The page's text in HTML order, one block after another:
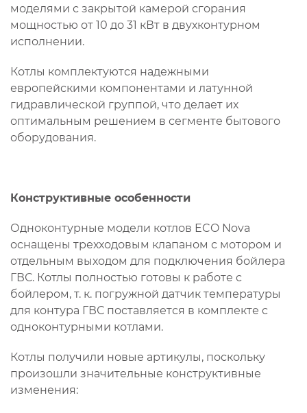
моделями с закрытой камерой сгорания
мощностью от 10 до 31 кВт в двухконтурном
исполнении.
Котлы комплектуются надежными
европейскими компонентами и латунной
гидравлической группой, что делает их
оптимальным решением в сегменте бытового
оборудования.
Конструктивные особенности
Одноконтурные модели котлов ECO Nova
оснащены трехходовым клапаном с мотором и
отдельным выходом для подключения бойлера
ГВС. Котлы полностью готовы к работе с
бойлером, т. к. погружной датчик температуры
для контура ГВС поставляется в комплекте с
одноконтурными котлами.
Котлы получили новые артикулы, поскольку
произошли значительные конструктивные
изменения: